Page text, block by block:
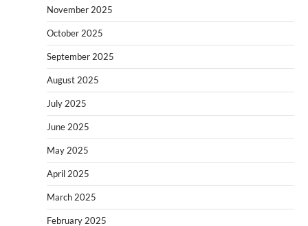
November 2025
October 2025
September 2025
August 2025
July 2025
June 2025
May 2025
April 2025
March 2025
February 2025